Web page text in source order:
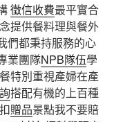
徵信收費最平實合
提供餐料理與餐外
們都秉持服務的心
業團隊NPB隊伍學
特別重視產婦在產
搭配有機的上百種
贈品景點我不要賠